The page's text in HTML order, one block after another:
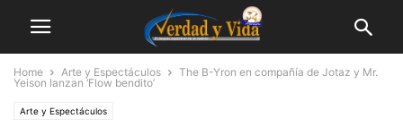
Home Arte y Espectáculos
The B-Yron en compañía de Jotaz y Mr.
Yeison lanzan ‘Flow bendito’
Arte y Espectáculos